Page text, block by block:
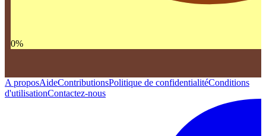
0%
A proposAideContributionsPolitique de confidentialitéConditions
d'utilisationContactez-nous